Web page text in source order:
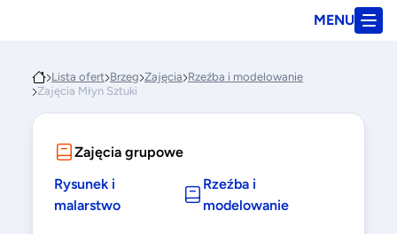
MENU
Lista ofert Brzeg Zajęcia Rzeźba i modelowanie
Zajęcia Młyn Sztuki
Zajęcia grupowe
Rysunek i
malarstwo
Rzeźba i
modelowanie